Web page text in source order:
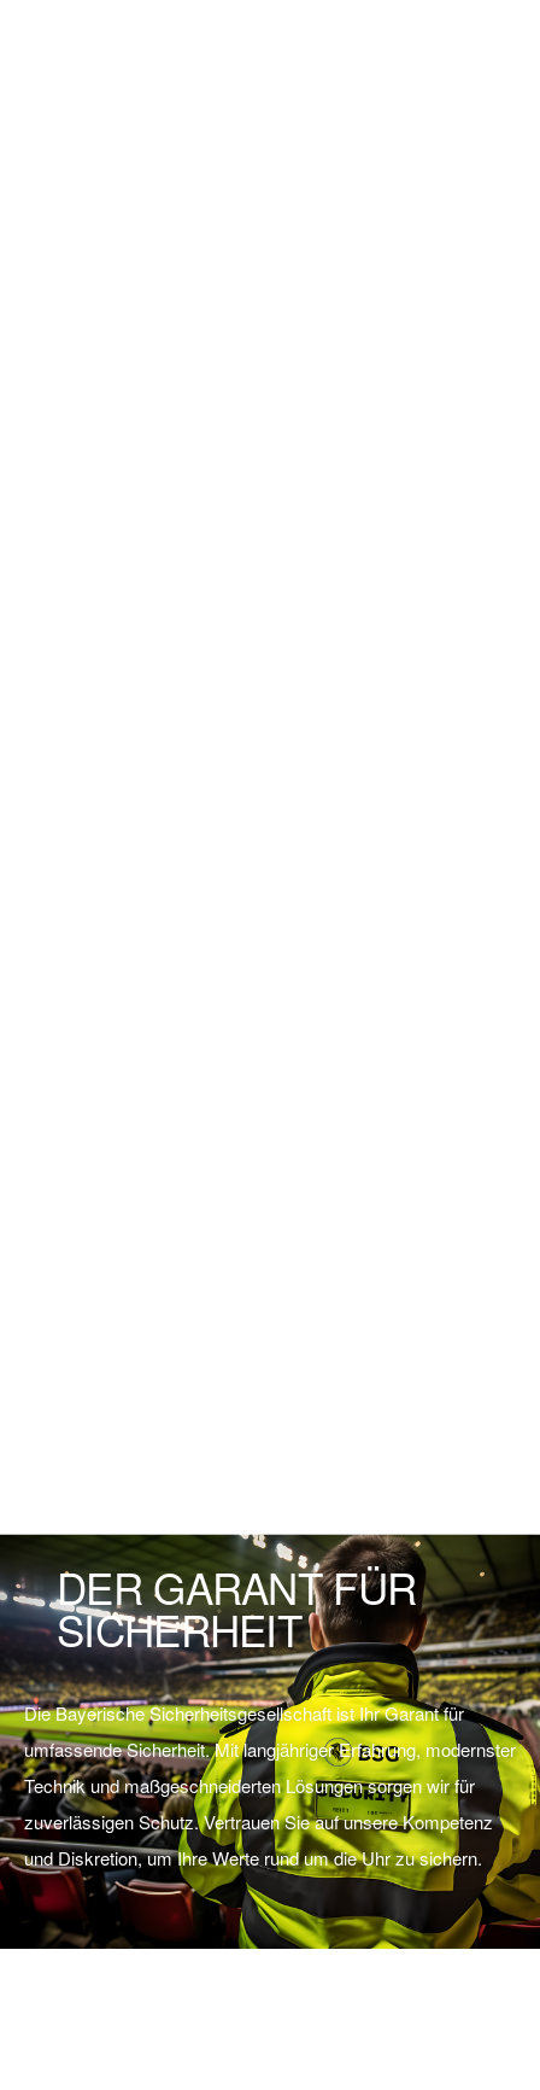
DER GARANT FÜR
SICHERHEIT
Die Bayerische Sicherheitsgesellschaft ist Ihr Garant für
umfassende Sicherheit. Mit langjähriger Erfahrung, modernster
Technik und maßgeschneiderten Lösungen sorgen wir für
zuverlässigen Schutz. Vertrauen Sie auf unsere Kompetenz
und Diskretion, um Ihre Werte rund um die Uhr zu sichern.